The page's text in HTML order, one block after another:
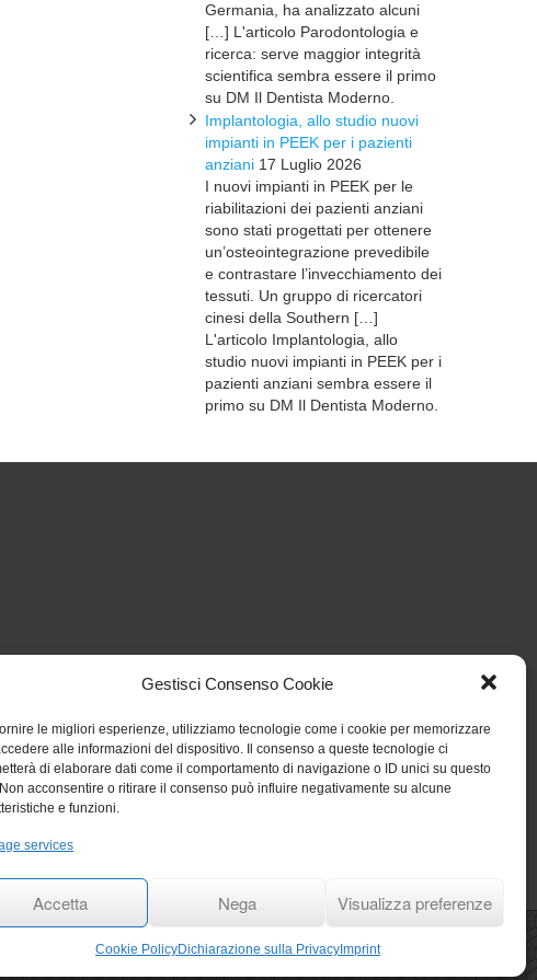
Gestisci Consenso Cookie
le migliori esperienze, utilizziamo tecnologie come i cookie per memorizzare
alle informazioni del dispositivo. Il consenso a queste tecnologie ci
di elaborare dati come il comportamento di navigazione o ID unici su questo
acconsentire o ritirare il consenso può influire negativamente su alcune
e funzioni.
services
Accetta Nega Visualizza preferenze
Cookie PolicyDichiarazione sulla PrivacyImprint
Germania, ha analizzato alcuni
[…] L'articolo Parodontologia e
ricerca: serve maggior integrità
scientifica sembra essere il primo
su DM Il Dentista Moderno.
Implantologia, allo studio nuovi
impianti in PEEK per i pazienti
anziani 17 Luglio 2026
I nuovi impianti in PEEK per le
riabilitazioni dei pazienti anziani
sono stati progettati per ottenere
un’osteointegrazione prevedibile
e contrastare l’invecchiamento dei
tessuti. Un gruppo di ricercatori
cinesi della Southern […]
L'articolo Implantologia, allo
studio nuovi impianti in PEEK per i
pazienti anziani sembra essere il
primo su DM Il Dentista Moderno.